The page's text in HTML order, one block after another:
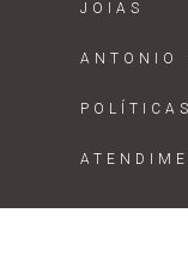
JOIAS
ANTONIO
POLÍTICAS